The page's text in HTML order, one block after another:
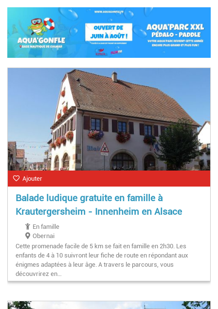
Ajouter
Balade ludique gratuite en famille à
Krautergersheim - Innenheim en Alsace
En famille
Obernai
Cette promenade facile de 5 km se fait en famille en 2h30. Les
enfants de 4 à 10 suivront leur fiche de route en répondant aux
énigmes adaptées à leur âge. A travers le parcours, vous
découvrirez en…